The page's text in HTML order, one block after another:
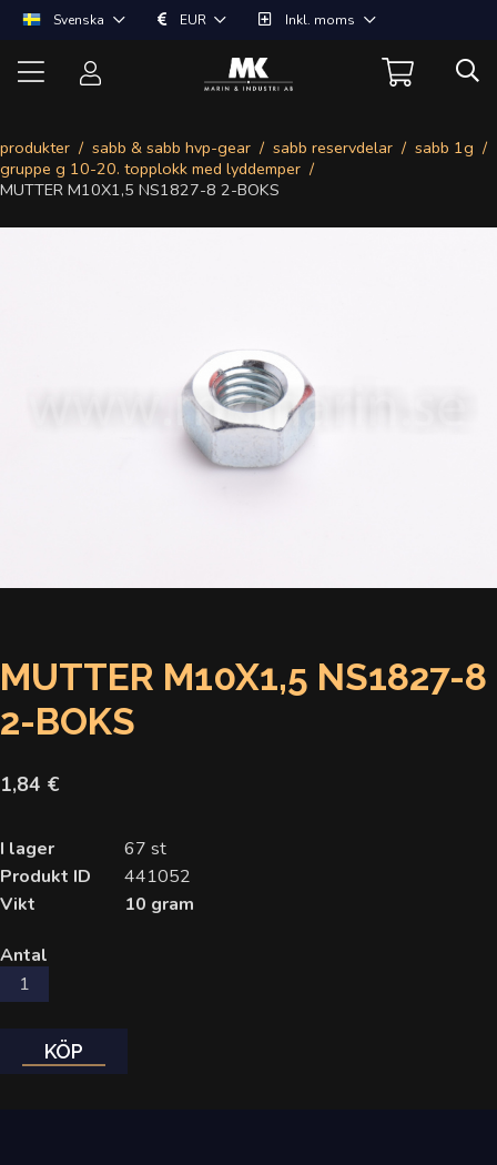
Svenska EUR Inkl. moms
produkter sabb & sabb hvp-gear sabb reservdelar
sabb 1g
gruppe g 10-20. topplokk med lyddemper
MUTTER M10X1,5 NS1827-8 2-BOKS
MUTTER M10X1,5 NS1827-8
2-BOKS
1,84 €
I lager
67 st
Produkt ID
441052
Vikt
10 gram
Antal
KÖP